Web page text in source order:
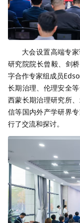
大会设置高端专
研究院院长曾毅、剑
字合作专家组成员
长期治理、伦理安全
西蒙长期治理研究所
信等国内外产学研界
行了交流和探讨。